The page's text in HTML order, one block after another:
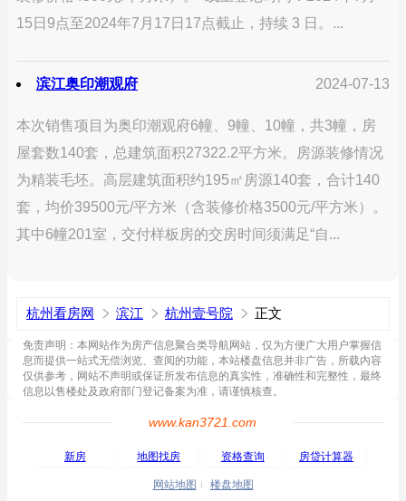
15日9点至2024年7月17日17点截止，持续 3 日。...
滨江奥印潮观府 2024-07-13
本次销售项目为奥印潮观府6幢、9幢、10幢，共3幢，房
屋套数140套，总建筑面积27322.2平方米。房源装修情况
为精装毛坯。高层建筑面积约195㎡房源140套，合计140
套，均价39500元/平方米（含装修价格3500元/平方米）。
其中6幢201室，交付样板房的交房时间须满足“自...
杭州看房网 滨江 杭州壹号院 正文
免责声明：本网站作为房产信息聚合类导航网站，仅为方便广大用户掌握信
息而提供一站式无偿浏览、查阅的功能，本站楼盘信息并非广告，所载内容
仅供参考，网站不声明或保证所发布信息的真实性，准确性和完整性，最终
信息以售楼处及政府部门登记备案为准，请谨慎核查。
www.kan3721.com
新房 地图找房 资格查询 房贷计算器
网站地图 楼盘地图